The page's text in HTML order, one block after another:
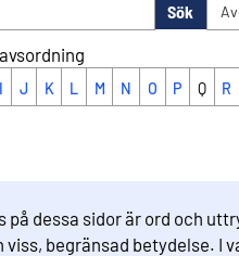
Sök
I J K L M N O P Q R
på dessa sidor är ord och
begränsad betydelse. I